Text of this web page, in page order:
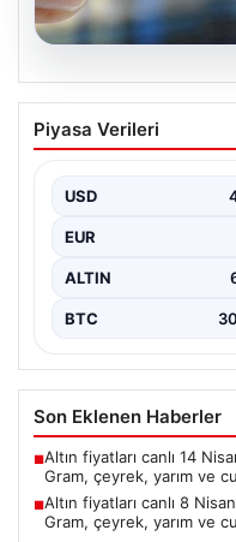
06.08.2026
Altın fiyatları
fiyatları ne
fiyatları
Piyasa Verileri
USD
EUR
ALTIN
BTC
Son Eklenen Haberler
■Altın fiyatları canlı 14
Gram, çeyrek, yarım ve
■Altın fiyatları canlı 8
Gram, çeyrek, yarım ve